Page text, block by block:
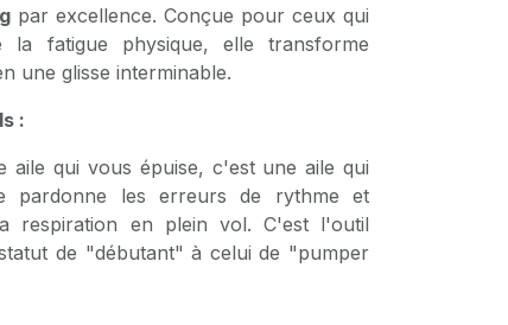
par excellence. Conçue pour ceux qui
la fatigue physique, elle transforme
une glisse interminable.
:
aile qui vous épuise, c'est une aile qui
pardonne les erreurs de rythme et
respiration en plein vol. C'est l'outil
de "débutant" à celui de "pumper